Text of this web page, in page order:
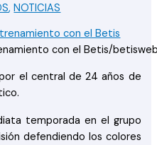
,NOTICIAS
con el Betis/
el central de 24 años de
temporada en el grupo
defendiendo los colores